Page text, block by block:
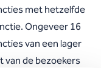
met hetzelfde
Ongeveer 16
van een lager
van de bezoekers